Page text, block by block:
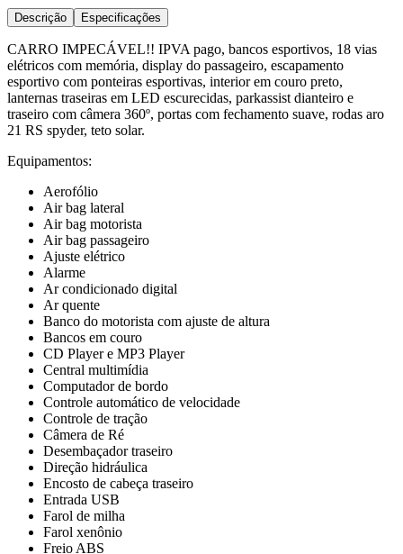
Descrição Especificações
CARRO IMPECÁVEL!! IPVA pago, bancos esportivos, 18 vias
elétricos com memória, display do passageiro, escapamento
esportivo com ponteiras esportivas, interior em couro preto,
lanternas traseiras em LED escurecidas, parkassist dianteiro e
traseiro com câmera 360º, portas com fechamento suave, rodas aro
21 RS spyder, teto solar.
Equipamentos:
Aerofólio
Air bag lateral
Air bag motorista
Air bag passageiro
Ajuste elétrico
Alarme
Ar condicionado digital
Ar quente
Banco do motorista com ajuste de altura
Bancos em couro
CD Player e MP3 Player
Central multimídia
Computador de bordo
Controle automático de velocidade
Controle de tração
Câmera de Ré
Desembaçador traseiro
Direção hidráulica
Encosto de cabeça traseiro
Entrada USB
Farol de milha
Farol xenônio
Freio ABS